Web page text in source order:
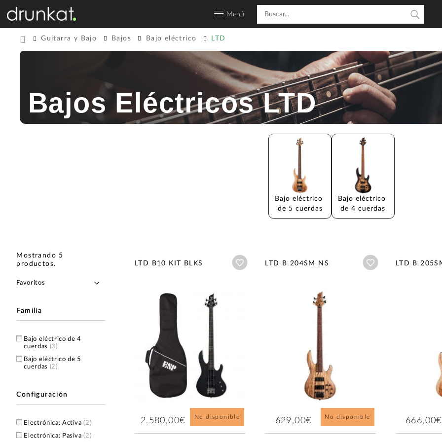
Menú
Guitarra y Bajo Bajos Bajo eléctrico LTD
Bajos Eléctricos LTD
Bajo eléctrico
de 5 cuerdas
Bajo eléctrico
de 4 cuerdas
Mostrando 5
productos.
Familia
Bajo eléctrico de 4
cuerdas (3)
Bajo eléctrico de 5
cuerdas (2)
Configuración
Electrónica: Activa(2)
Electrónica: Pasiva(2)
LTD B10 KIT BLKS Añadir a wishlist
2.580,00€ No disponible
LTD B 204SM NS Añadir a wishlist
629,00€ No disponible
LTD B
666,00€